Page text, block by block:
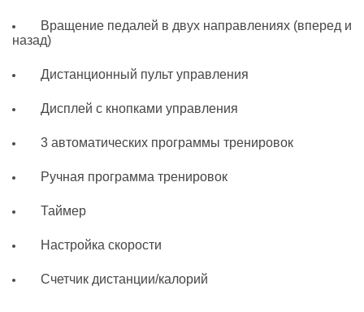
Вращение педалей в двух направлениях (вперед и
назад)
Дистанционный пульт управления
Дисплей с кнопками управления
3 автоматических программы тренировок
Ручная программа тренировок
Таймер
Настройка скорости
Счетчик дистанции/калорий